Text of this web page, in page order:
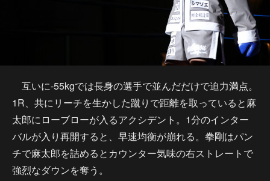
互いに-55kgでは長身の選手で並んだだけで迫力満点。
1R、共にリーチを生かした蹴りで距離を取っていると麻
太郎にローブローが入るアクシデント。1分のインター
バルが入り再開すると、早速均衡が崩れる。拳剛はパン
チで麻太郎を詰めるとカウンター気味の右ストレートで
強烈なダウンを奪う。